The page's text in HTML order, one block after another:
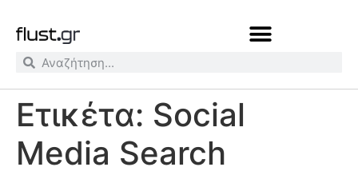
Ετικέτα: Social
Media Search